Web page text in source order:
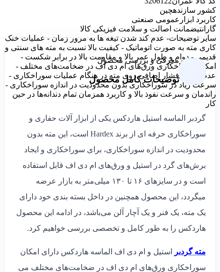
کشور سازندهچین
کاربرد ابزار عمومی صنعتی
گارانتیضمانت اصالت و سلامت فیزیکی کالا
سایر توضیحات- عدم کند شدن تیغه ها به مرور زمان - عملیات خنک
کاری مته به صورت اتوماتیک - کیفیت بالا نسبت به مته های سنتی و
قدیمی - دوام و طول عمر بالا و مقاومت بالا در برابر شکست -
امکان سوراخکاری ورق‌های ام دی اف در ضخامت‌های مختلف -
عدم نیاز به فشار اضافی روی مته در هنگام عملیات سوراخکاری -
سرعت زیاد در سوراخکاری بدون محدودیت در اندازه سوراخکاری -
راندمان و سرعت نفوذ بالا و کاربرد همزمان تمام دندانه‌ها در حین
کار
معرفی و بررسی محصول
توضیحات کامل محصول
گردبر الماسه استیل هاردکس یکی از ابزار آلات حفاری و
سوراخکاری حرفه ای از برند Hardex است، این مته بدون
محدودیت در اندازه سوراخکاری، برای سوراخکاری و ایجاد
برش‌های گرد در استیل و ورق‌های ام دی اف قابل استفاده
است و در سایزهای ۱۶ تا ۱۳۰ میلی‌متر به بازار عرضه
میگردد، این محصول همچنین در داخل بسته بندی خود دارای
یک مته، یک فنر و یک آچار آلن می‌باشد، در ادامه این محصول
هاردکس را به طور کامل و تخصصی بررسی خواهیم کرد.
مته گردبر
استیل و ام دی اف الماسه هاردکس دارای امکان
سوراخکاری ورق‌های ام دی اف در ضخامت‌های مختلف می